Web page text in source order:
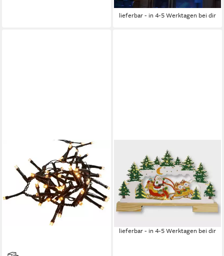
-11%
lieferbar - in 4-5 Werktagen bei dir
LED Fensterleuchter 004-44
LED Holzleuchter
Weihnachtsmann im Schlitten
Batterie 28x45cm
29,90 € UVP34,90 €
lieferbar - in 4-5 Werktagen bei dir